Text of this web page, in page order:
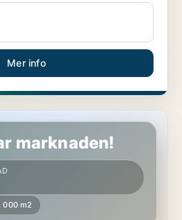
Mer info
Bro
marknaden!
000 m2